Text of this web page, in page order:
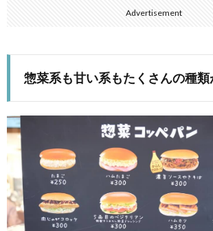
Advertisement
惣菜系も甘い系もたくさんの種